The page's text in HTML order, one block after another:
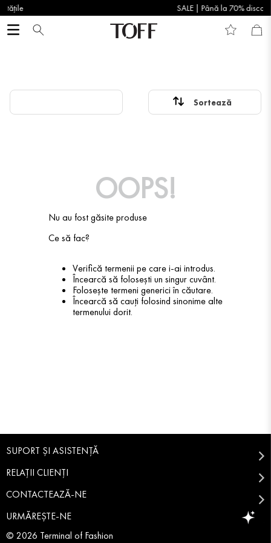
SALE | Până la 70% discount
OOPS!
Nu au fost găsite produse
Ce să fac?
Verifică termenii pe care i-ai introdus.
Încearcă să folosești un singur cuvânt.
Folosește termeni generici în căutare.
Încearcă să cauți folosind sinonime alte
termenului dorit.
SUPORT ȘI ASISTENȚĂ
RELAȚII CLIENȚI
CONTACTEAZĂ-NE
URMĂREȘTE-NE
© 2026 Terminal of Fashion